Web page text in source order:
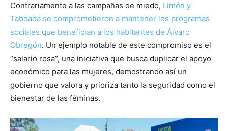
Contrariamente a las campañas de miedo, Limón y
Taboada se comprometieron a mantener los programas
sociales que benefician a los habitantes de Álvaro
Obregón. Un ejemplo notable de este compromiso es el
“salario rosa”, una iniciativa que busca duplicar el apoyo
económico para las mujeres, demostrando así un
gobierno que valora y prioriza tanto la seguridad como el
bienestar de las féminas.